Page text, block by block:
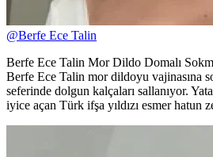
@Berfe Ece Talin
Berfe Ece Talin Mor Dildo Domalı
Berfe Ece Talin mor dildoyu vajinasına
seferinde dolgun kalçaları sallanıyor.
iyice açan Türk ifşa yıldızı esmer hatun